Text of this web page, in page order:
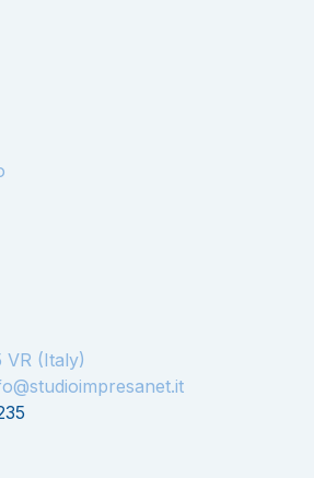
VR (Italy)